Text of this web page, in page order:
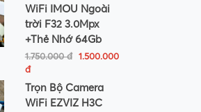
WiFi IMOU Ngoài
trời F32 3.0Mpx
+Thẻ Nhớ 64Gb
1.750.000 đ
1.500.000
đ
Trọn Bộ Camera
WiFi EZVIZ H3C